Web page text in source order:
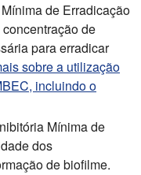
de Erradicação
de
para erradicar
sobre a utilização
incluindo o
Mínima de
dos
de biofilme.